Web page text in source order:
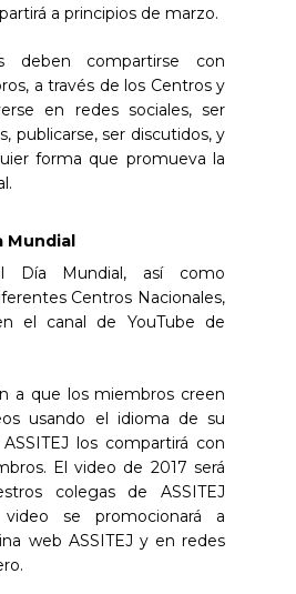
a principios de marzo.
deben compartirse con
a través de los Centros y
en redes sociales, ser
publicarse, ser discutidos, y
forma que promueva la
Mundial
Día Mundial, así como
Centros Nacionales,
el canal de YouTube de
a que los miembros creen
usando el idioma de su
los compartirá con
El video de 2017 será
colegas de ASSITEJ
se promocionará a
web ASSITEJ y en redes